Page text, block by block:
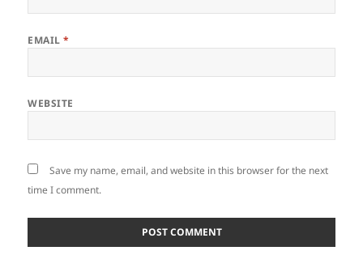
EMAIL*
WEBSITE
Save my name, email, and website in this browser for the next
time I comment.